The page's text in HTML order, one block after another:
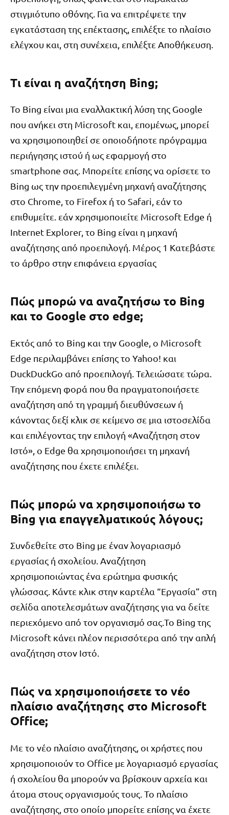
στιγμιότυπο οθόνης. Για να επιτρέψετε την
εγκατάσταση της επέκτασης, επιλέξτε το πλαίσιο
ελέγχου και, στη συνέχεια, επιλέξτε Αποθήκευση.
Τι είναι η αναζήτηση Bing;
Το Bing είναι μια εναλλακτική λύση της Google
που ανήκει στη Microsoft και, επομένως, μπορεί
να χρησιμοποιηθεί σε οποιοδήποτε πρόγραμμα
περιήγησης ιστού ή ως εφαρμογή στο
smartphone σας. Μπορείτε επίσης να ορίσετε το
Bing ως την προεπιλεγμένη μηχανή αναζήτησης
στο Chrome, το Firefox ή το Safari, εάν το
επιθυμείτε. εάν χρησιμοποιείτε Microsoft Edge ή
Internet Explorer, το Bing είναι η μηχανή
αναζήτησης από προεπιλογή. Μέρος 1 Κατεβάστε
το άρθρο στην επιφάνεια εργασίας
Πώς μπορώ να αναζητήσω το Bing
και το Google στο edge;
Εκτός από το Bing και την Google, ο Microsoft
Edge περιλαμβάνει επίσης το Yahoo! και
DuckDuckGo από προεπιλογή. Τελειώσατε τώρα.
Την επόμενη φορά που θα πραγματοποιήσετε
αναζήτηση από τη γραμμή διευθύνσεων ή
κάνοντας δεξί κλικ σε κείμενο σε μια ιστοσελίδα
και επιλέγοντας την επιλογή «Αναζήτηση στον
Ιστό», ο Edge θα χρησιμοποιήσει τη μηχανή
αναζήτησης που έχετε επιλέξει.
Πώς μπορώ να χρησιμοποιήσω το
Bing για επαγγελματικούς λόγους;
Συνδεθείτε στο Bing με έναν λογαριασμό
εργασίας ή σχολείου. Αναζήτηση
χρησιμοποιώντας ένα ερώτημα φυσικής
γλώσσας. Κάντε κλικ στην καρτέλα “Εργασία” στη
σελίδα αποτελεσμάτων αναζήτησης για να δείτε
περιεχόμενο από τον οργανισμό σας.Το Bing της
Microsoft κάνει πλέον περισσότερα από την απλή
αναζήτηση στον Ιστό.
Πώς να χρησιμοποιήσετε το νέο
πλαίσιο αναζήτησης στο Microsoft
Office;
Με το νέο πλαίσιο αναζήτησης, οι χρήστες που
χρησιμοποιούν το Office με λογαριασμό εργασίας
ή σχολείου θα μπορούν να βρίσκουν αρχεία και
άτομα στους οργανισμούς τους. Το πλαίσιο
αναζήτησης, στο οποίο μπορείτε επίσης να έχετε